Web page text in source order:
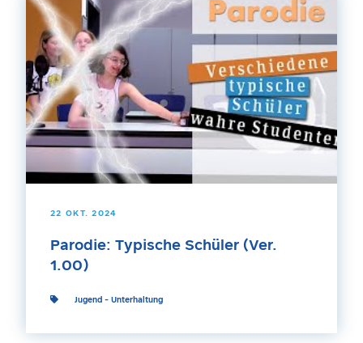
22 OKT. 2024
Parodie: Typische Schüler (Ver.
1.00)
Jugend - Unterhaltung